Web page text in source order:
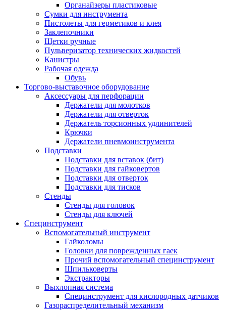
Органайзеры пластиковые
Сумки для инструмента
Пистолеты для герметиков и клея
Заклепочники
Щетки ручные
Пульверизатор технических жидкостей
Канистры
Рабочая одежда
Обувь
Торгово-выставочное оборудование
Аксессуары для перфорации
Держатели для молотков
Держатели для отверток
Держатель торсионных удлинителей
Крючки
Держатели пневмоинструмента
Подставки
Подставки для вставок (бит)
Подставки для гайковертов
Подставки для отверток
Подставки для тисков
Стенды
Стенды для головок
Стенды для ключей
Специнструмент
Вспомогательный инструмент
Гайколомы
Головки для поврежденных гаек
Прочий вспомогательный специнструмент
Шпильковерты
Экстракторы
Выхлопная система
Специнструмент для кислородных датчиков
Газораспределительный механизм